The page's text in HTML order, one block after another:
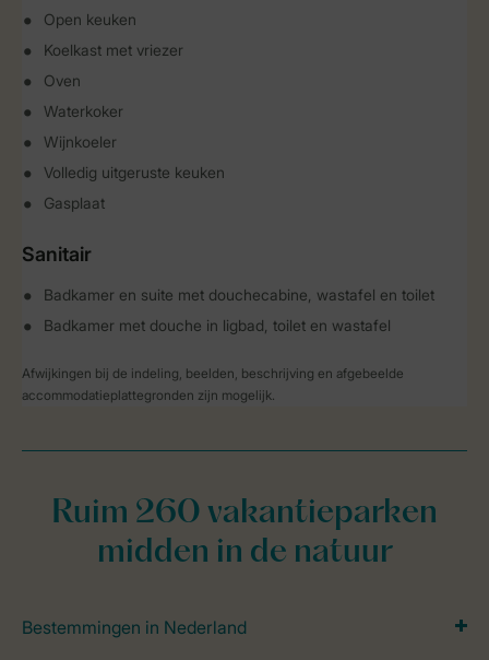
Open keuken
Koelkast met vriezer
Oven
Waterkoker
Wijnkoeler
Volledig uitgeruste keuken
Gasplaat
Sanitair
Badkamer en suite met douchecabine, wastafel en toilet
Badkamer met douche in ligbad, toilet en wastafel
Afwijkingen bij de indeling, beelden, beschrijving en afgebeelde
accommodatieplattegronden zijn mogelijk.
Ruim 260 vakantieparken
midden in de natuur
Bestemmingen in Nederland